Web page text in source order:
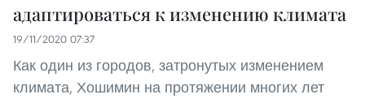
адаптироваться к изменению климата
19/11/2020 07:37
Как один из городов, затронутых изменением
климата, Хошимин на протяжении многих лет